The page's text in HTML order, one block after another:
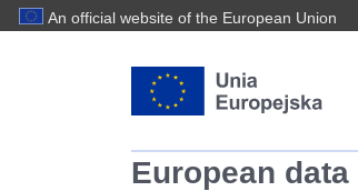
An official website of the European Union
European data